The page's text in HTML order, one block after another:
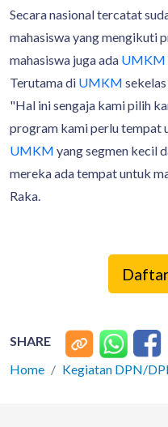
Secara nasional tercatat
mahasiswa yang mengikuti
mahasiswa juga ada UMKM
Terutama di UMKM
"Hal ini sengaja kami pilih
program kami perlu tempat
UMKM yang segmen kecil
mereka ada tempat untuk
Raka.
SHARE
Home
Kegiatan DPN/